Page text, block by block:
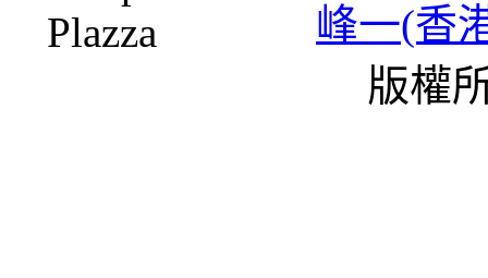
一
峰一(香
版權